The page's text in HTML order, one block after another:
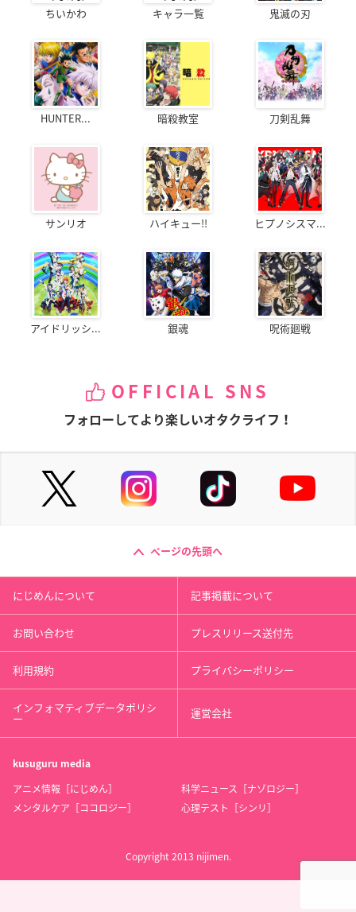
ちいかわ キャラ一覧 鬼滅の刃
HUNTER... 暗殺教室 刀剣乱舞
サンリオ ハイキュー!! ヒプノシスマ...
アイドリッシ... 銀魂 呪術廻戦
OFFICIAL SNS
フォローしてより楽しいオタクライフ！
ページの先頭へ
にじめんについて 記事掲載について
お問い合わせ プレスリリース送付先
利用規約 プライバシーポリシー
インフォマティブデータポリシ
ー 運営会社
kusuguru media
アニメ情報［にじめん］
科学ニュース［ナゾロジー］
メンタルケア［ココロジー］
心理テスト［シンリ］
Copyright 2013 nijimen.